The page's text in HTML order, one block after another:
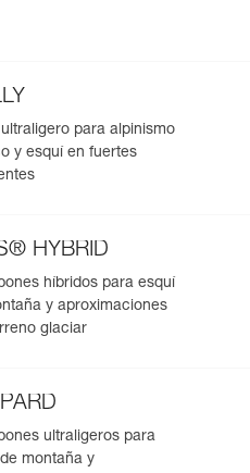
para alpinismo
y esquí en fuertes
HYBRID
híbridos para esquí
y aproximaciones
glaciar
ultraligeros para
montaña y